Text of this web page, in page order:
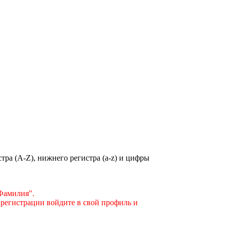
(A-Z), нижнего регистра (a-z) и цифры
войдите в свой профиль и